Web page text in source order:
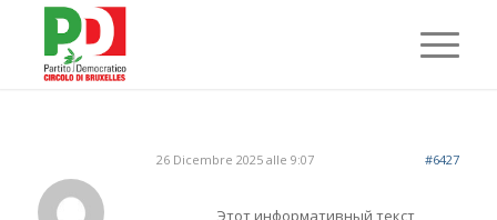
26 Dicembre 2025 alle 9:07 #6427
Этот информативный текст